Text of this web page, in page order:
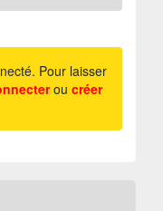
Pour laisser
ou créer